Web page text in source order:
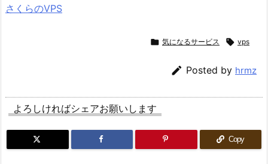
さくらのVPS
 気になるサービス  vps
 Posted by hrmz
よろしければシェアお願いします
Copy